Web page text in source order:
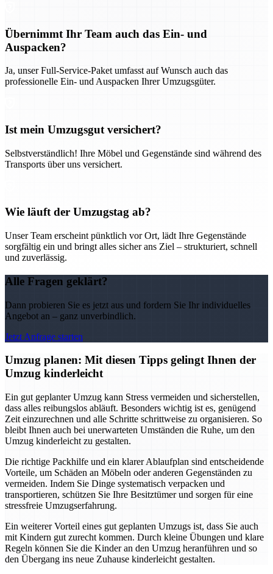
Übernimmt Ihr Team auch das Ein- und
Auspacken?
Ja, unser Full-Service-Paket umfasst auf Wunsch auch das
professionelle Ein- und Auspacken Ihrer Umzugsgüter.
Ist mein Umzugsgut versichert?
Selbstverständlich! Ihre Möbel und Gegenstände sind während des
Transports über uns versichert.
Wie läuft der Umzugstag ab?
Unser Team erscheint pünktlich vor Ort, lädt Ihre Gegenstände
sorgfältig ein und bringt alles sicher ans Ziel – strukturiert, schnell
und zuverlässig.
Alle Fragen geklärt?
Dann probieren Sie es jetzt aus und fordern Sie Ihr individuelles
Angebot an – ganz unverbindlich.
Jetzt Anfrage starten
Umzug planen: Mit diesen Tipps gelingt Ihnen der
Umzug kinderleicht
Ein gut geplanter Umzug kann Stress vermeiden und sicherstellen,
dass alles reibungslos abläuft. Besonders wichtig ist es, genügend
Zeit einzurechnen und alle Schritte schrittweise zu organisieren. So
bleibt Ihnen auch bei unerwarteten Umständen die Ruhe, um den
Umzug kinderleicht zu gestalten.
Die richtige Packhilfe und ein klarer Ablaufplan sind entscheidende
Vorteile, um Schäden an Möbeln oder anderen Gegenständen zu
vermeiden. Indem Sie Dinge systematisch verpacken und
transportieren, schützen Sie Ihre Besitztümer und sorgen für eine
stressfreie Umzugserfahrung.
Ein weiterer Vorteil eines gut geplanten Umzugs ist, dass Sie auch
mit Kindern gut zurecht kommen. Durch kleine Übungen und klare
Regeln können Sie die Kinder an den Umzug heranführen und so
den Übergang ins neue Zuhause kinderleicht gestalten.